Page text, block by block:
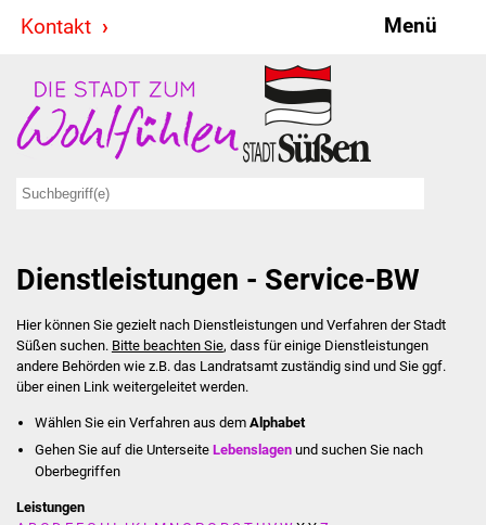
Kontakt Menü
Stadt & Politik
Bürgermeister
Ausschüsse
Ratsinformationssystem
Jugendbeirat
Summerrockfestival
Dienstleistungen - Service-BW
Hier können Sie gezielt nach Dienstleistungen und Verfahren der Stadt
Süßen suchen. Bitte beachten Sie, dass für einige Dienstleistungen
andere Behörden wie z.B. das Landratsamt zuständig sind und Sie ggf.
über einen Link weitergeleitet werden.
Wählen Sie ein Verfahren aus dem Alphabet
Gehen Sie auf die UnterseiteLebenslagen und suchen Sie nach
Oberbegriffen
Leistungen